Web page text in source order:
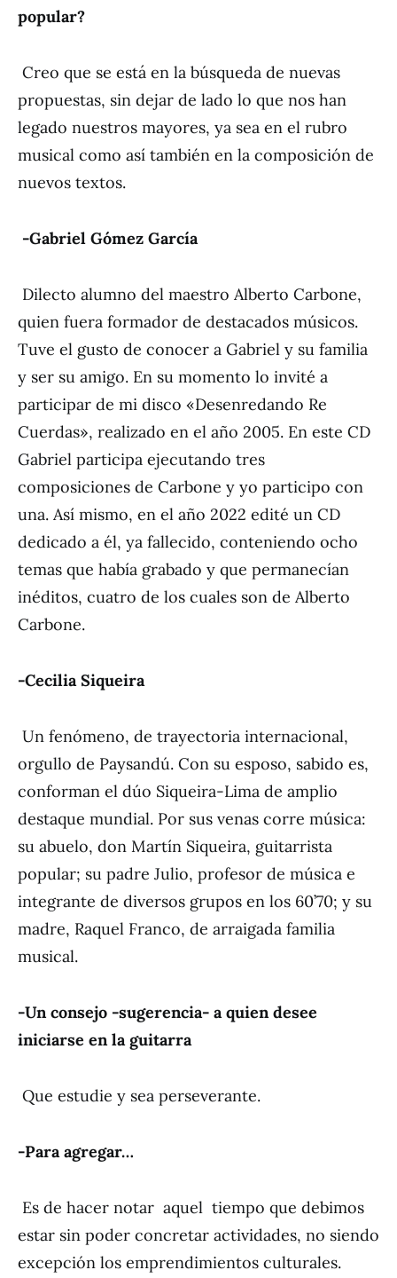
popular?
Creo que se está en la búsqueda de nuevas
propuestas, sin dejar de lado lo que nos han
legado nuestros mayores, ya sea en el rubro
musical como así también en la composición de
nuevos textos.
-Gabriel Gómez García
Dilecto alumno del maestro Alberto Carbone,
quien fuera formador de destacados músicos.
Tuve el gusto de conocer a Gabriel y su familia
y ser su amigo. En su momento lo invité a
participar de mi disco «Desenredando Re
Cuerdas», realizado en el año 2005. En este CD
Gabriel participa ejecutando tres
composiciones de Carbone y yo participo con
una. Así mismo, en el año 2022 edité un CD
dedicado a él, ya fallecido, conteniendo ocho
temas que había grabado y que permanecían
inéditos, cuatro de los cuales son de Alberto
Carbone.
-Cecilia Siqueira
Un fenómeno, de trayectoria internacional,
orgullo de Paysandú. Con su esposo, sabido es,
conforman el dúo Siqueira-Lima de amplio
destaque mundial. Por sus venas corre música:
su abuelo, don Martín Siqueira, guitarrista
popular; su padre Julio, profesor de música e
integrante de diversos grupos en los 60’70; y su
madre, Raquel Franco, de arraigada familia
musical.
-Un consejo -sugerencia- a quien desee
iniciarse en la guitarra
Que estudie y sea perseverante.
-Para agregar…
Es de hacer notar aquel tiempo que debimos
estar sin poder concretar actividades, no siendo
excepción los emprendimientos culturales.